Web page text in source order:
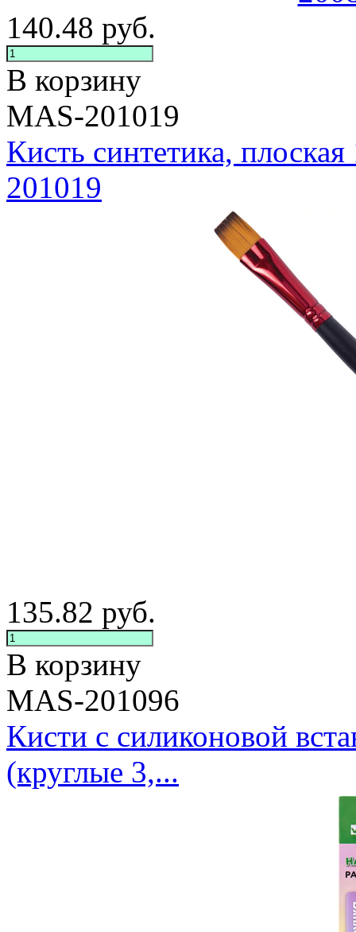
140.48 руб.
В корзину
MAS-201019
Кисть синтетика,
201019
135.82 руб.
В корзину
MAS-201096
Кисти c силиконовой
(круглые 3,...